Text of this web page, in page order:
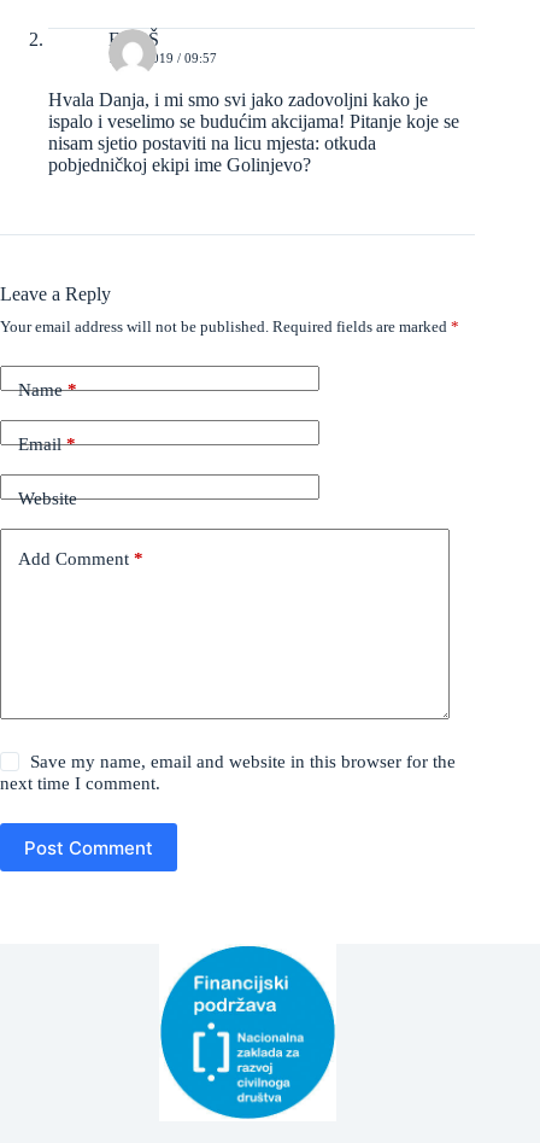
Filip Š
11/10/2019 / 09:57
Hvala Danja, i mi smo svi jako zadovoljni kako je
ispalo i veselimo se budućim akcijama! Pitanje koje se
nisam sjetio postaviti na licu mjesta: otkuda
pobjedničkoj ekipi ime Golinjevo?
Leave a Reply
Your email address will not be published. Required fields are marked *
Name*
Email*
Website
Add Comment *
Save my name, email and website in this browser for the
next time I comment.
Post Comment